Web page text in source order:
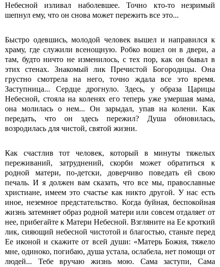
Небесной изливал наболевшее. Точно кто-то незримый
шепнул ему, что он снова может пережить все это...
Быстро одевшись, молодой человек вышел и направился к
храму, где служили всенощную. Робко вошел он в двери, а
там, будто ничто не изменилось, с тех пор, как он бывал в
этих стенах. Знакомый лик Пречистой Богородицы. Она
грустно смотрела на него, точно ждала все это время.
Заступница... Сердце дрогнуло. Здесь, у образа Царицы
Небесной, стояла на коленях его теперь уже умершая мама,
она молилась о нем... Он зарыдал, упав на колени. Как
передать, что он здесь пережил? Душа обновилась,
возродилась для чистой, святой жизни.
Как счастлив тот человек, который в минуты тяжелых
переживаний, затруднений, скорби может обратиться к
родной матери, по-детски, доверчиво поведать ей свою
печаль. И я должен вам сказать, что все мы, православные
христиане, имеем это счастье как никто другой. У нас есть
иное, неземное предстательство. Когда буйная, беспокойная
жизнь затемняет образ родной матери или совсем отдаляет от
нее, прибегайте к Матери Небесной. Взгляните на Ее кроткий
лик, сияющий небесной чистотой и благостью, станьте перед
Ее иконой и скажите от всей души: «Матерь Божия, тяжело
мне, одиноко, погибаю, душа устала, ослабела, нет помощи от
людей... Тебе вручаю жизнь мою. Сама заступи, Сама